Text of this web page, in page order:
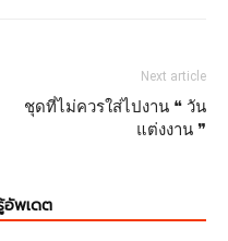
Next article
ชุดที่ไม่ควรใส่ไปงาน ❝ วัน
แต่งงาน ❞
อัพเดต